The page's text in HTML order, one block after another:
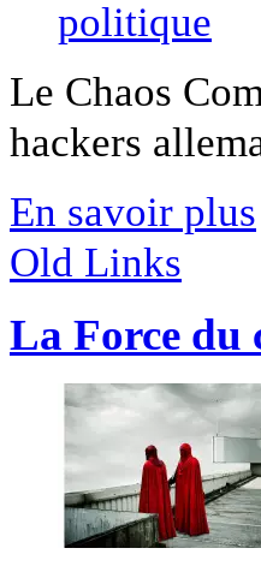
Le Chaos
hackers
En savoir plus
Old Links
La Force du